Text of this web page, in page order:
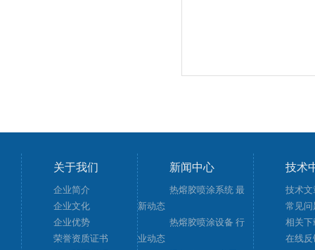
关于我们
企业简介
企业文化
企业优势
荣誉资质证书
新闻中心
热熔胶喷涂系统 最
新动态
热熔胶喷涂设备 行
业动态
技术
技术文
常见问
相关下
在线反